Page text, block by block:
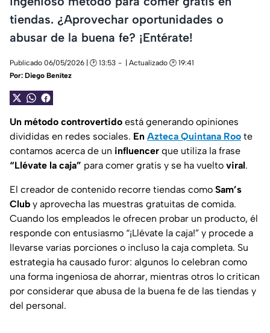
tiendas. ¿Aprovechar oportunidades o
abusar de la buena fe? ¡Entérate!
Publicado 06/05/2026 | 🕑 13:53
| Actualizado 🕑 19:41
Por: Diego Benítez
Un método controvertido está generando opiniones
divididas en redes sociales. En Azteca Quintana Roo te
contamos acerca de un influencer que utiliza la frase
“Llévate la caja” para comer gratis y se ha vuelto viral.
El creador de contenido recorre tiendas como Sam’s
Club y aprovecha las muestras gratuitas de comida.
Cuando los empleados le ofrecen probar un producto, él
responde con entusiasmo “¡Llévate la caja!” y procede a
llevarse varias porciones o incluso la caja completa. Su
estrategia ha causado furor: algunos lo celebran como
una forma ingeniosa de ahorrar, mientras otros lo critican
por considerar que abusa de la buena fe de las tiendas y
del personal.